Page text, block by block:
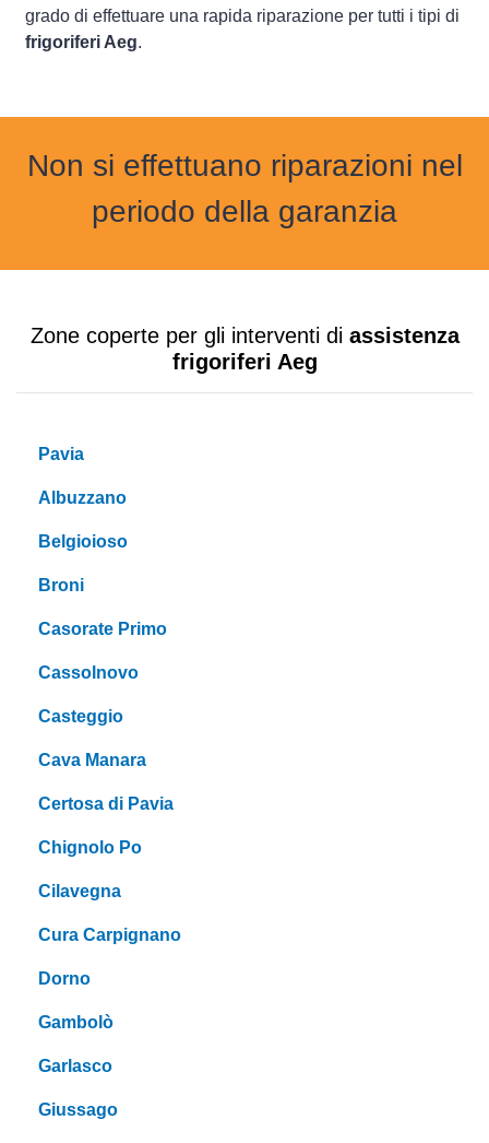
grado di effettuare una rapida riparazione per tutti i tipi di
frigoriferi Aeg.
Non si effettuano riparazioni nel
periodo della garanzia
Zone coperte per gli interventi di assistenza
frigoriferi Aeg
Pavia
Albuzzano
Belgioioso
Broni
Casorate Primo
Cassolnovo
Casteggio
Cava Manara
Certosa di Pavia
Chignolo Po
Cilavegna
Cura Carpignano
Dorno
Gambolò
Garlasco
Giussago